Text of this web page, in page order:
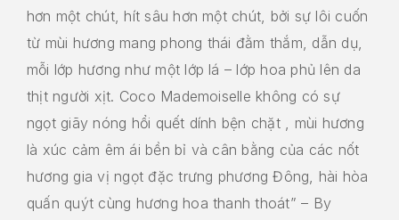
hơn một chút, hít sâu hơn một chút, bởi sự lôi cuốn
từ mùi hương mang phong thái đằm thắm, dẫn dụ,
mỗi lớp hương như một lớp lá – lớp hoa phủ lên da
thịt người xịt. Coco Mademoiselle không có sự
ngọt giãy nóng hổi quết dính bện chặt , mùi hương
là xúc cảm êm ái bền bỉ và cân bằng của các nốt
hương gia vị ngọt đặc trưng phương Đông, hài hòa
quấn quýt cùng hương hoa thanh thoát” – By